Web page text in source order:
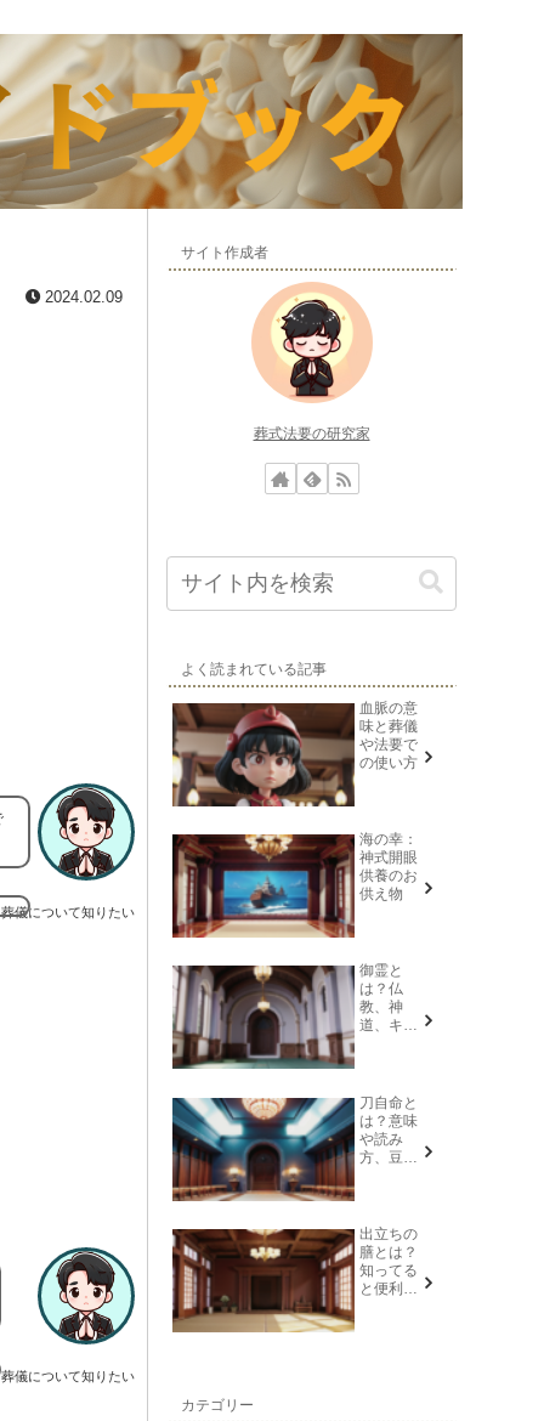
2024.02.09
葬儀について知りたい
葬儀について知りたい
サイト作成者
葬式法要の研究家
よく読まれている記事
血脈の意
味と葬儀
や法要で
の使い方
海の幸：
神式開眼
供養のお
供え物
御霊と
は？仏
教、神
道、キリ
説
刀自命と
は？意味
や読み
方、豆知
出立ちの
膳とは？
知ってる
と便利な
カテゴリー